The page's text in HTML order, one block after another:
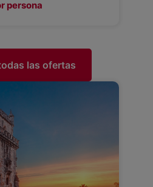
persona
las ofertas